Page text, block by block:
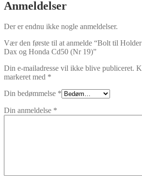
Anmeldelser
Der er endnu ikke nogle anmeldelser.
Vær den første til at anmelde “Bolt til
Dax og Honda Cd50 (Nr 19)”
Din e-mailadresse vil ikke blive publiceret.
markeret med *
Din bedømmelse *
Din anmeldelse *